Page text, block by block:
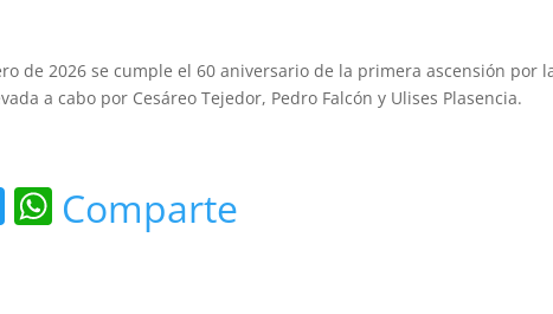
de 2026 se cumple el 60 aniversario de la primera ascensión por
a cabo por Cesáreo Tejedor, Pedro Falcón y Ulises Plasencia.
T W
Comparte